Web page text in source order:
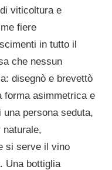
viticoltura e
fiere
in tutto il
che nessun
disegnò e brevettò
asimmetrica e
persona seduta,
naturale,
si serve il vino
Una bottiglia